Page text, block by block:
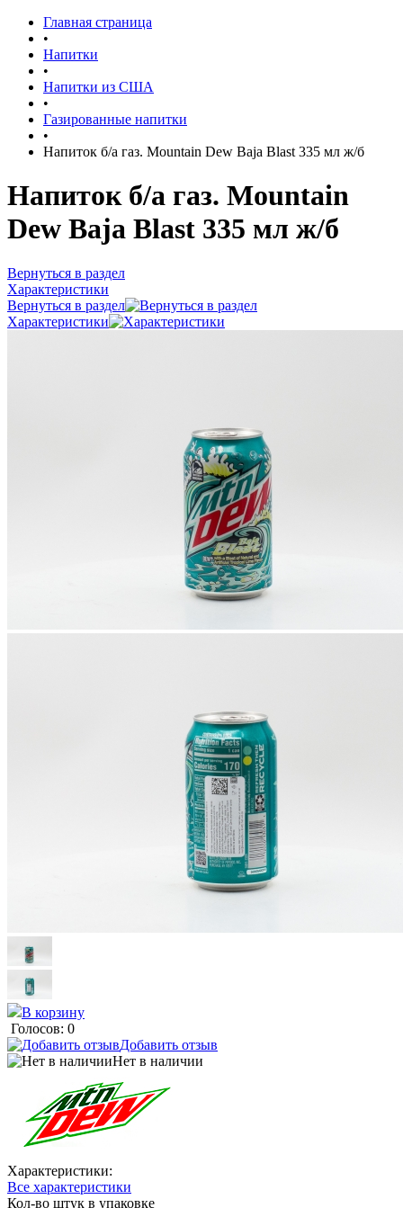
Главная страница
•
Напитки
•
Напитки из США
•
Газированные напитки
•
Напиток б/а газ. Mountain Dew Baja Blast 335 мл ж/б
Напиток б/а газ. Mountain
Dew Baja Blast 335 мл ж/б
Вернуться в раздел
Характеристики
Вернуться в раздел
Характеристики
В корзину
Голосов: 0
Добавить отзыв
Нет в наличии
Характеристики:
Все характеристики
Кол-во штук в упаковке